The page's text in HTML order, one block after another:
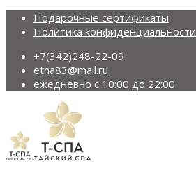
Подарочные сертификаты
Политика конфиденциальности
+7(342)248-22-09
etna83@mail.ru
ежедневно с 10:00 до 22:00